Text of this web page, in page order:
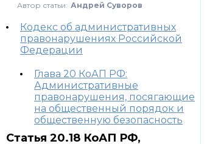
Автор статьи: Андрей Суворов
Кодекс об административных
правонарушениях Российской
Федерации
Глава 20 КоАП РФ:
Административные
правонарушения, посягающие
на общественный порядок и
общественную безопасность
Статья 20.18 КоАП РФ,